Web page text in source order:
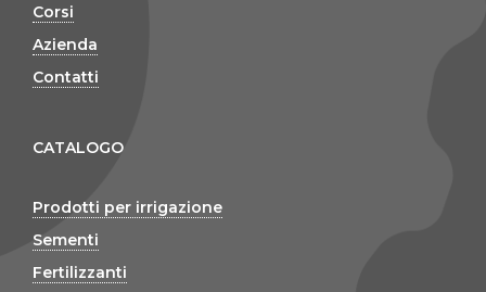
Corsi
Azienda
Contatti
CATALOGO
Prodotti per irrigazione
Sementi
Fertilizzanti